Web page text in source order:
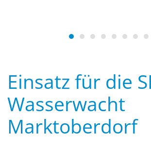
Wasserwacht
Einsatz für die
Wasserwacht
Marktoberdorf